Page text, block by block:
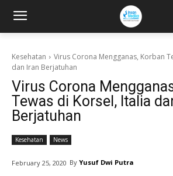
Kesehatan
Virus Corona Mengganas, Korban
dan Iran Berjatuhan
Virus Corona
Tewas di Korsel, Italia
Berjatuhan
Kesehatan News
February 25, 2020 By Yusuf Dwi Putra